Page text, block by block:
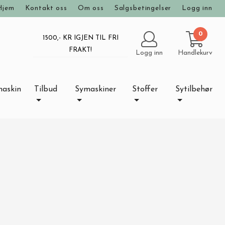
Kontakt oss Om oss Salgsbetingelser Logg inn
1500,- KR IGJEN TIL FRI
FRAKT!
Logg inn
0
Handlekurv
Tilbud Symaskiner Stoffer Sytilbehør